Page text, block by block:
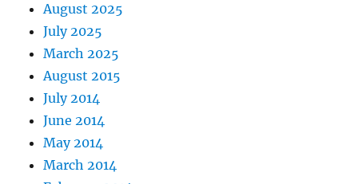
August 2025
July 2025
March 2025
August 2015
July 2014
June 2014
May 2014
March 2014